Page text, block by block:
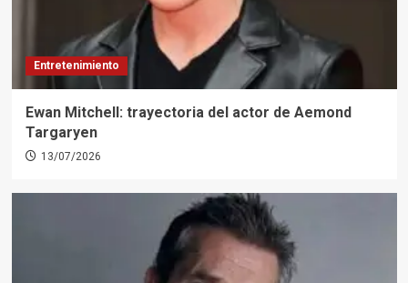
Entretenimiento
Ewan Mitchell: trayectoria del actor de Aemond
Targaryen
13/07/2026